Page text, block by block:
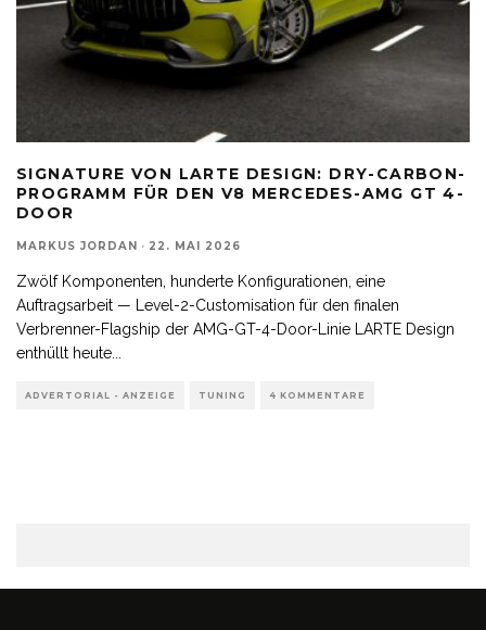
SIGNATURE VON LARTE DESIGN: DRY-CARBON-
PROGRAMM FÜR DEN V8 MERCEDES-AMG GT 4-
DOOR
MARKUS JORDAN · 22. MAI 2026
Zwölf Komponenten, hunderte Konfigurationen, eine
Auftragsarbeit — Level-2-Customisation für den finalen
Verbrenner-Flagship der AMG-GT-4-Door-Linie LARTE Design
enthüllt heute
ADVERTORIAL - ANZEIGE TUNING 4 KOMMENTARE